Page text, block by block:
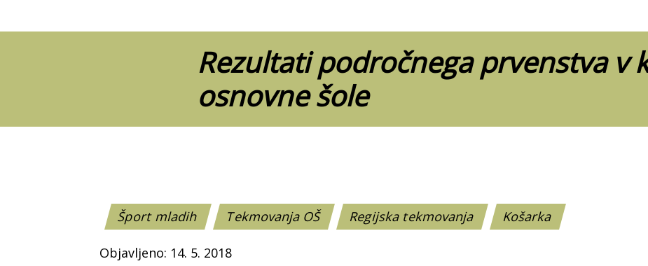
Rezultati področnega prvenstva v
osnovne šole
Šport mladih Tekmovanja OŠ Regijska tekmovanja Košarka
Objavljeno: 14. 5. 2018